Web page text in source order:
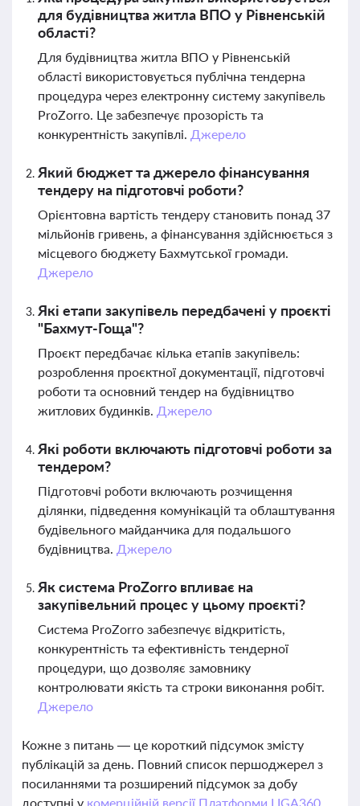
для будівництва житла ВПО у Рівненській
області?
Для будівництва житла ВПО у Рівненській
області використовується публічна тендерна
процедура через електронну систему закупівель
ProZorro. Це забезпечує прозорість та
конкурентність закупівлі. Джерело
Який бюджет та джерело фінансування
тендеру на підготовчі роботи?
Орієнтовна вартість тендеру становить понад 37
мільйонів гривень, а фінансування здійснюється з
місцевого бюджету Бахмутської громади.
Джерело
Які етапи закупівель передбачені у проєкті
"Бахмут-Гоща"?
Проєкт передбачає кілька етапів закупівель:
розроблення проєктної документації, підготовчі
роботи та основний тендер на будівництво
житлових будинків. Джерело
Які роботи включають підготовчі роботи за
тендером?
Підготовчі роботи включають розчищення
ділянки, підведення комунікацій та облаштування
будівельного майданчика для подальшого
будівництва. Джерело
Як система ProZorro впливає на
закупівельний процес у цьому проєкті?
Система ProZorro забезпечує відкритість,
конкурентність та ефективність тендерної
процедури, що дозволяє замовнику
контролювати якість та строки виконання робіт.
Джерело
Кожне з питань — це короткий підсумок змісту
публікацій за день. Повний список першоджерел з
посиланнями та розширений підсумок за добу
доступні у комерційній версії Платформи LIGA360.